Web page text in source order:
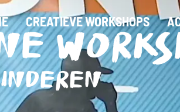
CREATIEVE WORKSHOPS